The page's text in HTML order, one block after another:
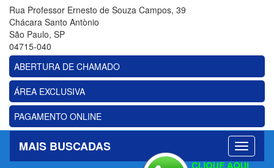
Rua Professor Ernesto de Souza Campos, 39
Chácara Santo Antònio
São Paulo, SP
04715-040
ABERTURA DE CHAMADO
ÁREA EXCLUSIVA
PAGAMENTO ONLINE
MAIS BUSCADAS